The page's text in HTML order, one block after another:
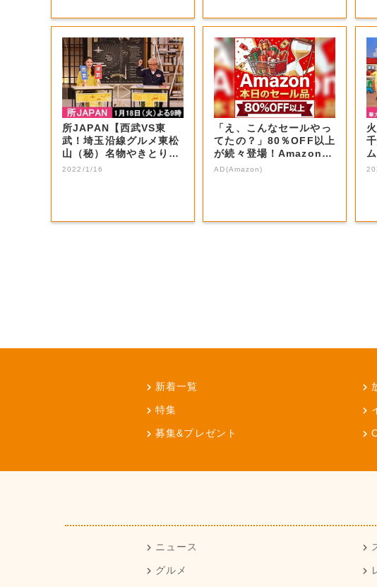
所JAPAN【西武VS東
武！埼玉沿線グルメ東松
山（秘）名物やきとり＆
秩父ホルモン...
2022/1/16
「え、こんなセールやっ
てたの？」80％OFF以上
が続々登場！Amazonの
本気が...
AD(Amazon)
新着一覧
特集
募集&プレゼント
ニュース
グルメ